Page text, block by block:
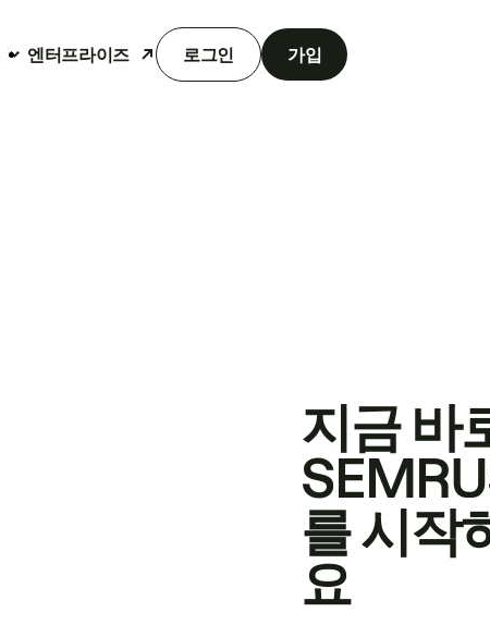
엔터프라이즈 로그인 가입
지금 바
를 시작
요